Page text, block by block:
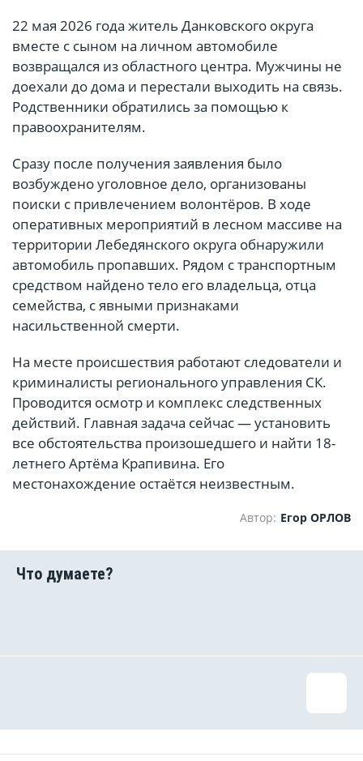
22 мая 2026 года житель Данковского округа
вместе с сыном на личном автомобиле
возвращался из областного центра. Мужчины не
доехали до дома и перестали выходить на связь.
Родственники обратились за помощью к
правоохранителям.
Сразу после получения заявления было
возбуждено уголовное дело, организованы
поиски с привлечением волонтёров. В ходе
оперативных мероприятий в лесном массиве на
территории Лебедянского округа обнаружили
автомобиль пропавших. Рядом с транспортным
средством найдено тело его владельца, отца
семейства, с явными признаками
насильственной смерти.
На месте происшествия работают следователи и
криминалисты регионального управления СК.
Проводится осмотр и комплекс следственных
действий. Главная задача сейчас — установить
все обстоятельства произошедшего и найти 18-
летнего Артёма Крапивина. Его
местонахождение остаётся неизвестным.
Автор: Егор ОРЛОВ